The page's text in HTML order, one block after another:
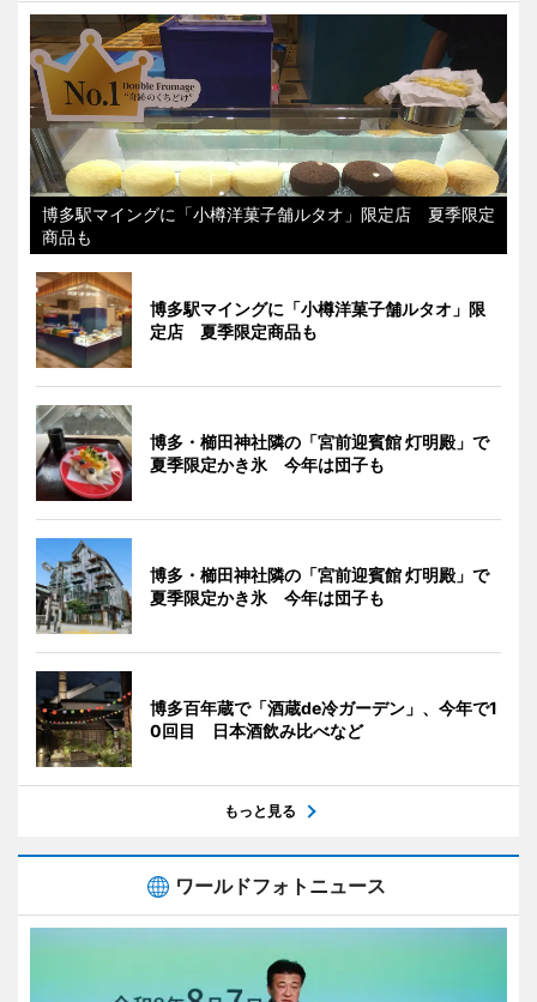
博多駅マイングに「小樽洋菓子舗ルタオ」限定店 夏季限定
商品も
博多駅マイングに「小樽洋菓子舗ルタオ」限
定店 夏季限定商品も
博多・櫛田神社隣の「宮前迎賓館 灯明殿」で
夏季限定かき氷 今年は団子も
博多・櫛田神社隣の「宮前迎賓館 灯明殿」で
夏季限定かき氷 今年は団子も
博多百年蔵で「酒蔵de冷ガーデン」、今年で1
0回目 日本酒飲み比べなど
もっと見る
ワールドフォトニュース